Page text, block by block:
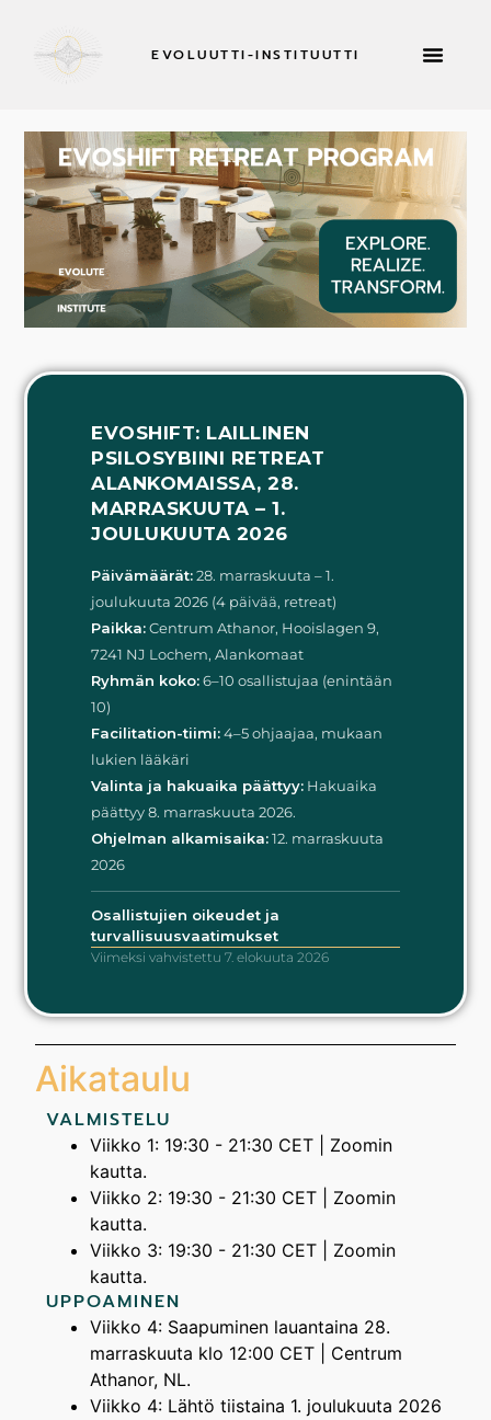
EVOLUUTTI-INSTITUUTTI
EVOSHIFT: LAILLINEN
PSILOSYBIINI RETREAT
ALANKOMAISSA, 28.
MARRASKUUTA – 1.
JOULUKUUTA 2026
Päivämäärät:28. marraskuuta – 1.
joulukuuta 2026 (4 päivää, retreat)
Paikka:Centrum Athanor, Hooislagen 9,
7241 NJ Lochem, Alankomaat
Ryhmän koko:6–10 osallistujaa (enintään
10)
Facilitation-tiimi:4–5 ohjaajaa, mukaan
lukien lääkäri
Valinta ja hakuaika päättyy: Hakuaika
päättyy 8. marraskuuta 2026.
Ohjelman alkamisaika:12. marraskuuta
2026
Osallistujien oikeudet ja
turvallisuusvaatimukset
Viimeksi vahvistettu 7. elokuuta 2026
Aikataulu
VALMISTELU
Viikko 1: 19:30 - 21:30 CET | Zoomin
kautta.
Viikko 2: 19:30 - 21:30 CET | Zoomin
kautta.
Viikko 3: 19:30 - 21:30 CET | Zoomin
kautta.
UPPOAMINEN
Viikko 4: Saapuminen lauantaina 28.
marraskuuta klo 12:00 CET | Centrum
Athanor, NL.
Viikko 4: Lähtö tiistaina 1. joulukuuta 2026